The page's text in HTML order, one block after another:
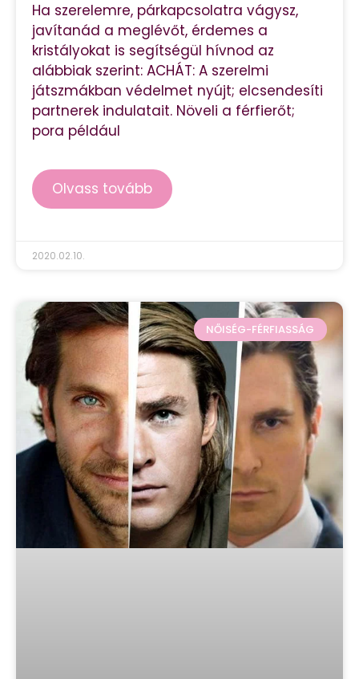
Ha szerelemre, párkapcsolatra vágysz,
javítanád a meglévőt, érdemes a
kristályokat is segítségül hívnod az
alábbiak szerint: ACHÁT: A szerelmi
játszmákban védelmet nyújt; elcsendesíti
partnerek indulatait. Növeli a férfierőt;
pora például
Olvass tovább
2020.02.10.
NŐISÉG-FÉRFIASSÁG